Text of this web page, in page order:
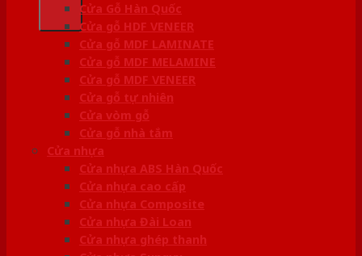
Cửa Gỗ Hàn Quốc
Cửa gỗ HDF VENEER
Cửa gỗ MDF LAMINATE
Cửa gỗ MDF MELAMINE
Cửa gỗ MDF VENEER
Cửa gỗ tự nhiên
Cửa vòm gỗ
Cửa gỗ nhà tắm
Cửa nhựa
Cửa nhựa ABS Hàn Quốc
Cửa nhựa cao cấp
Cửa nhựa Composite
Cửa nhựa Đài Loan
Cửa nhựa ghép thanh